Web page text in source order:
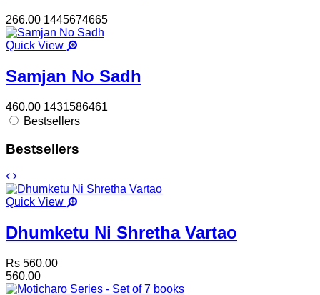
266.00 1445674665
Quick View
Samjan No Sadh
460.00 1431586461
Bestsellers
Bestsellers
Quick View
Dhumketu Ni Shretha Vartao
Rs 560.00
560.00